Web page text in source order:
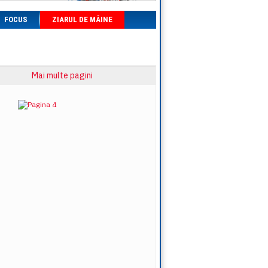
FOCUS ZIARUL DE MÂINE
Mai multe pagini